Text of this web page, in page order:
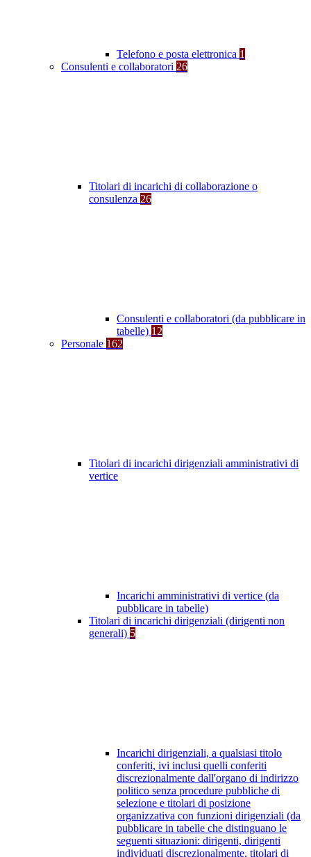
Telefono e posta elettronica 1
Consulenti e collaboratori 26
Titolari di incarichi di collaborazione o
consulenza 26
Consulenti e collaboratori (da pubblicare in
tabelle) 12
Personale 162
Titolari di incarichi dirigenziali amministrativi di
vertice
Incarichi amministrativi di vertice (da
pubblicare in tabelle)
Titolari di incarichi dirigenziali (dirigenti non
generali) 5
Incarichi dirigenziali, a qualsiasi titolo
conferiti, ivi inclusi quelli conferiti
discrezionalmente dall'organo di indirizzo
politico senza procedure pubbliche di
selezione e titolari di posizione
organizzativa con funzioni dirigenziali (da
pubblicare in tabelle che distinguano le
seguenti situazioni: dirigenti, dirigenti
individuati discrezionalmente, titolari di